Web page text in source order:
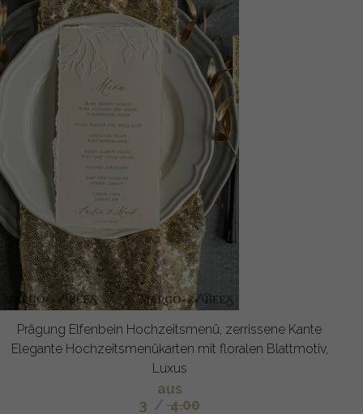
Prägung Elfenbein Hochzeitsmenü, zerrissene Kante
Elegante Hochzeitsmenükarten mit floralen Blattmotiv,
Luxus
aus
3 / 4.00